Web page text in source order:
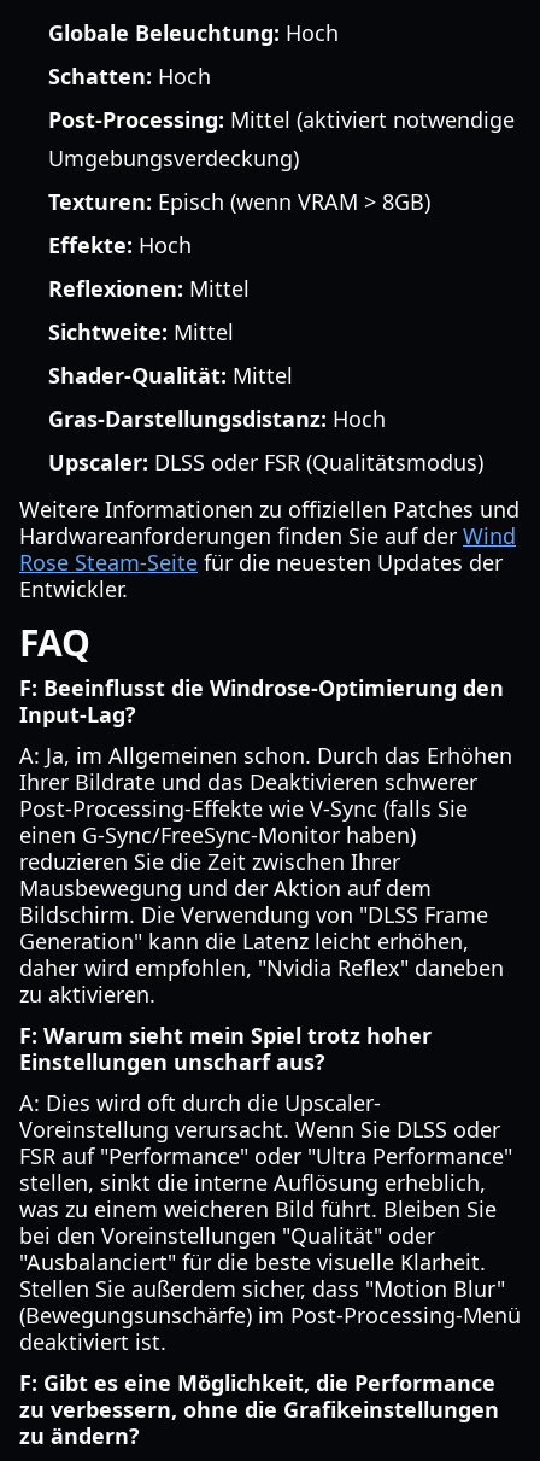
Globale Beleuchtung: Hoch
Schatten: Hoch
Post-Processing: Mittel (aktiviert notwendige
Umgebungsverdeckung)
Texturen: Episch (wenn VRAM > 8GB)
Effekte: Hoch
Reflexionen: Mittel
Sichtweite: Mittel
Shader-Qualität: Mittel
Gras-Darstellungsdistanz: Hoch
Upscaler: DLSS oder FSR (Qualitätsmodus)
Weitere Informationen zu offiziellen Patches und
Hardwareanforderungen finden Sie auf der Wind
Rose Steam-Seite für die neuesten Updates der
Entwickler.
FAQ
F: Beeinflusst die Windrose-Optimierung den
Input-Lag?
A: Ja, im Allgemeinen schon. Durch das Erhöhen
Ihrer Bildrate und das Deaktivieren schwerer
Post-Processing-Effekte wie V-Sync (falls Sie
einen G-Sync/FreeSync-Monitor haben)
reduzieren Sie die Zeit zwischen Ihrer
Mausbewegung und der Aktion auf dem
Bildschirm. Die Verwendung von "DLSS Frame
Generation" kann die Latenz leicht erhöhen,
daher wird empfohlen, "Nvidia Reflex" daneben
zu aktivieren.
F: Warum sieht mein Spiel trotz hoher
Einstellungen unscharf aus?
A: Dies wird oft durch die Upscaler-
Voreinstellung verursacht. Wenn Sie DLSS oder
FSR auf "Performance" oder "Ultra Performance"
stellen, sinkt die interne Auflösung erheblich,
was zu einem weicheren Bild führt. Bleiben Sie
bei den Voreinstellungen "Qualität" oder
"Ausbalanciert" für die beste visuelle Klarheit.
Stellen Sie außerdem sicher, dass "Motion Blur"
(Bewegungsunschärfe) im Post-Processing-Menü
deaktiviert ist.
F: Gibt es eine Möglichkeit, die Performance
zu verbessern, ohne die Grafikeinstellungen
zu ändern?